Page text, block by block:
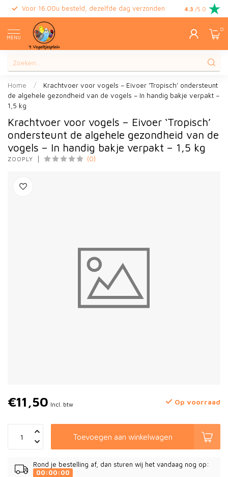
Voor 16.00u besteld, dezelfde dag verzonden Gratis
4.3 /5.0
MENU
0
Home /
Krachtvoer voor vogels – Eivoer ‘Tropisch’ ondersteunt
de algehele gezondheid van de vogels – In handig bakje verpakt –
1,5 kg
Krachtvoer voor vogels – Eivoer ‘Tropisch’
ondersteunt de algehele gezondheid van de
vogels – In handig bakje verpakt – 1,5 kg
ZOOPLY (0)
€11,50 Incl. btw Op voorraad
Toevoegen aan winkelwagen
Rond je bestelling af, dan sturen wij het vandaag nog op:
00:00:00